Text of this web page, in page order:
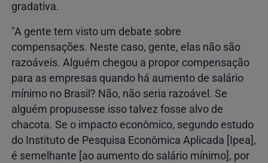
gradativa.
"A gente tem visto um debate sobre
compensações. Neste caso, gente, elas não são
razoáveis. Alguém chegou a propor compensação
para as empresas quando há aumento de salário
mínimo no Brasil? Não, não seria razoável. Se
alguém propusesse isso talvez fosse alvo de
chacota. Se o impacto econômico, segundo estudo
do Instituto de Pesquisa Econômica Aplicada [Ipea],
é semelhante [ao aumento do salário mínimo], por